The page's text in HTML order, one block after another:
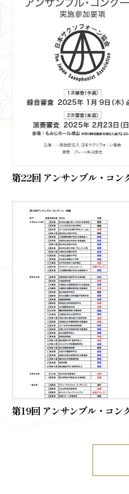
第22回 アンサンブル・コン
第19回 アンサンブル・コン